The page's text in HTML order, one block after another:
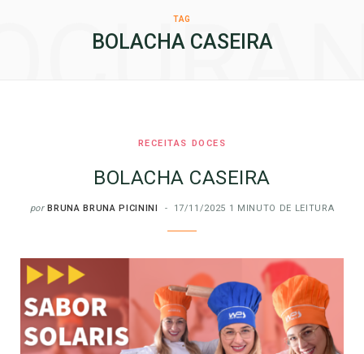
TAG
BOLACHA CASEIRA
RECEITAS DOCES
BOLACHA CASEIRA
por BRUNA BRUNA PICININI 17/11/2025 1 MINUTO DE LEITURA